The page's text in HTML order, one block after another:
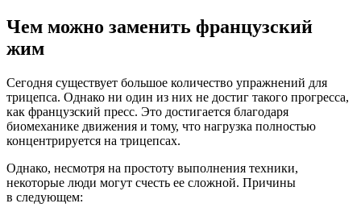
Чем можно заменить французский
жим
Сегодня существует большое количество упражнений для
трицепса. Однако ни один из них не достиг такого прогресса,
как французский пресс. Это достигается благодаря
биомеханике движения и тому, что нагрузка полностью
концентрируется на трицепсах.
Однако, несмотря на простоту выполнения техники,
некоторые люди могут счесть ее сложной. Причины
в следующем: